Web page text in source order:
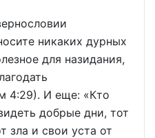
никаких дурных
для назидания,
4:29). И еще: «Кто
добрые дни, тот
зла и свои уста от